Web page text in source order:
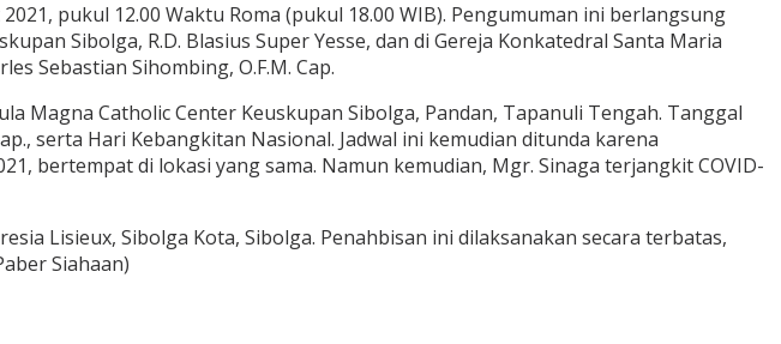
pukul 12.00 Waktu Roma (pukul 18.00 WIB). Pengumuman ini berlangsung
Sibolga, R.D. Blasius Super Yesse, dan di Gereja Konkatedral Santa Maria
Sebastian Sihombing, O.F.M. Cap.
Magna Catholic Center Keuskupan Sibolga, Pandan, Tapanuli Tengah. Tanggal
serta Hari Kebangkitan Nasional. Jadwal ini kemudian ditunda karena
bertempat di lokasi yang sama. Namun kemudian, Mgr. Sinaga terjangkit COVID-
Lisieux, Sibolga Kota, Sibolga. Penahbisan ini dilaksanakan secara terbatas,
Siahaan)